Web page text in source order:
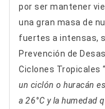
por ser mantener
una gran masa de
fuertes a intensas,
Prevención de
Ciclones Tropicales “
un ciclón o huracán
a 26°C y la humedad